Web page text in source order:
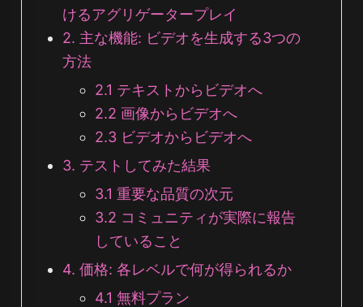
けるアグリゲータープレイ
2. 主な機能: ビデオを生成する3つの
方法
2.1 テキストからビデオへ
2.2 画像からビデオへ
2.3 ビデオからビデオへ
3. テストしてみた結果
3.1 重要な品質の次元
3.2 コミュニティが実際に報告
していること
4. 価格: 各レベルで何が得られるか
4.1 無料プラン